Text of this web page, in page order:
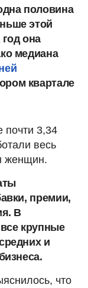
половина
этой
она
медиана
квартале
почти 3,34
весь
женщин.
премии,
В
крупные
и
что